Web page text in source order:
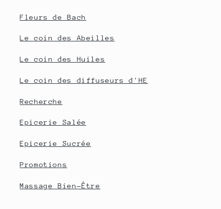
Fleurs de Bach
Le coin des Abeilles
Le coin des Huiles
Le coin des diffuseurs d'HE
Recherche
Epicerie Salée
Epicerie Sucrée
Promotions
Massage Bien-Être